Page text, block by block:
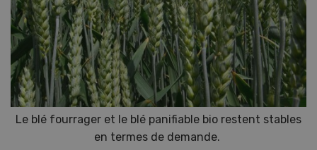
Le blé fourrager et le blé panifiable bio restent stables
en termes de demande.